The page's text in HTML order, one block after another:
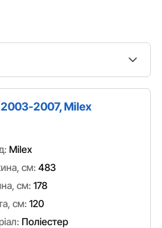
2003-2007, Milex
Milex
см: 483
см: 178
см: 120
Поліестер